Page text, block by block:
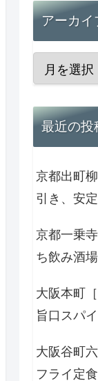
アーカイ
最近の投
京都出町
引き、安
京都一乗
ち飲み酒
大阪本町
旨口スパ
大阪谷町
フライ定食